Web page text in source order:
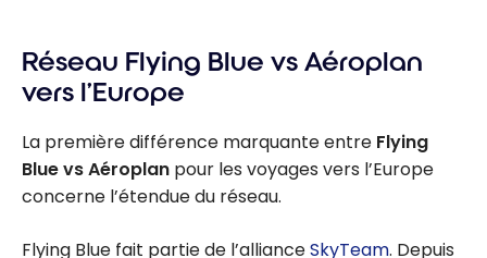
Réseau Flying Blue vs Aéroplan
vers l’Europe
La première différence marquante entre Flying
Blue vs Aéroplan pour les voyages vers l’Europe
concerne l’étendue du réseau.
Flying Blue fait partie de l’allianceSkyTeam. Depuis